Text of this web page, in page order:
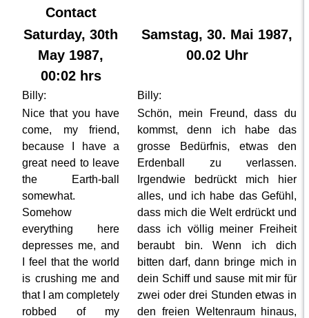
Contact
Saturday, 30th
May 1987,
00:02 hrs
Samstag, 30. Mai 1987,
00.02 Uhr
Billy:
Billy:
Nice that you have
come, my friend,
because I have a
great need to leave
the Earth-ball
somewhat.
Somehow
everything here
depresses me, and
I feel that the world
is crushing me and
that I am completely
robbed of my
Schön, mein Freund, dass du
kommst, denn ich habe das
grosse Bedürfnis, etwas den
Erdenball zu verlassen.
Irgendwie bedrückt mich hier
alles, und ich habe das Gefühl,
dass mich die Welt erdrückt und
dass ich völlig meiner Freiheit
beraubt bin. Wenn ich dich
bitten darf, dann bringe mich in
dein Schiff und sause mit mir für
zwei oder drei Stunden etwas in
den freien Weltenraum hinaus,